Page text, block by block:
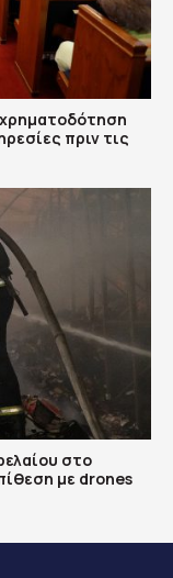
πριν τις
στο
με drones